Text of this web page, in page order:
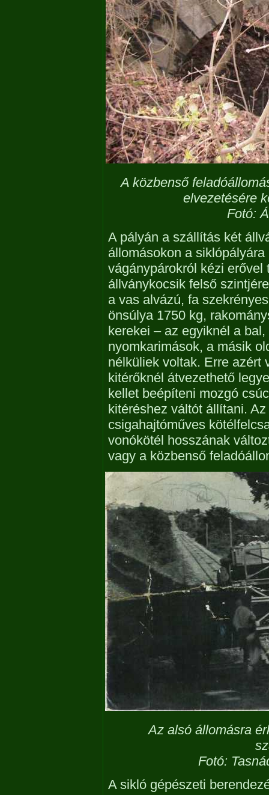
A közbenső
elvezetésére
Fotó:
A pályán a szállítás két
állomásokon a
vágánypárokról kézi
állványkocsik felső
a vas alvázú, fa
önsúlya 1750 kg,
kerekei – az egyiknél a
nyomkarimások, a másik
nélküliek voltak. Erre azért
kitérőknél átvezethető
kellet beépíteni mozgó
kitéréshez váltót állítani.
csigahajtóműves
vonókötél hosszának
vagy a közbenső
Az alsó állomásra
Fotó:
A sikló gépészeti